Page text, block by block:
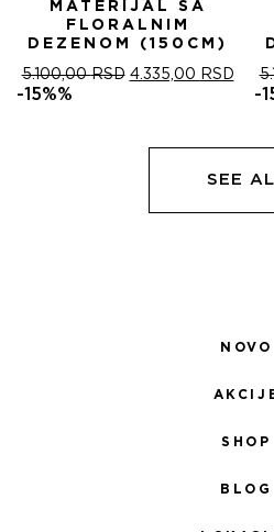
MATERIJAL SA
FLORALNIM
DEZENOM (150CM)
5.100,00RSD ОРИГИНАЛНА
5.100,00 RSD.
4.335,00 RSD
-15%% -
SEE
NOVO
SHOP
BLOG